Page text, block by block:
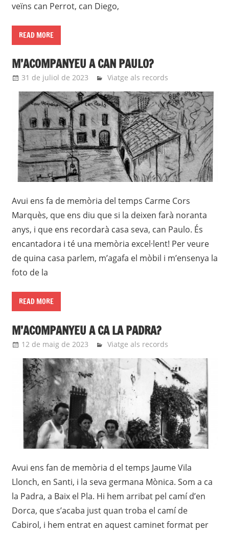
veïns can Perrot, can Diego,
READ MORE
M’ACOMPANYEU A CAN PAULO?
31 de juliol de 2023 Eli
Viatge als records
Avui ens fa de memòria del temps Carme Cors
Marquès, que ens diu que si la deixen farà noranta
anys, i que ens recordarà casa seva, can Paulo. És
encantadora i té una memòria excel·lent! Per veure
de quina casa parlem, m’agafa el mòbil i m’ensenya la
foto de la
READ MORE
M’ACOMPANYEU A CA LA PADRA?
12 de maig de 2023 roger
Viatge als records
Avui ens fan de memòria d el temps Jaume Vila
Llonch, en Santi, i la seva germana Mònica. Som a ca
la Padra, a Baix el Pla. Hi hem arribat pel camí d’en
Dorca, que s’acaba just quan troba el camí de
Cabirol, i hem entrat en aquest caminet format per